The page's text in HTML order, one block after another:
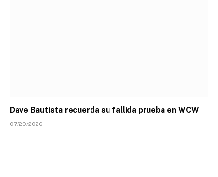
Dave Bautista recuerda su fallida prueba en WCW
07/29/2026